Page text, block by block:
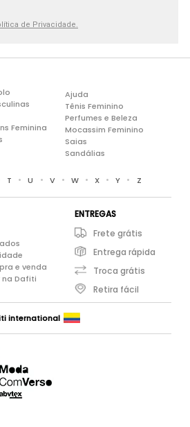
de Privacidade.
Feminina
Ajuda
Tênis Feminino
Perfumes e Beleza
Mocassim Feminino
Saias
Sandálias
T • U • V • W • X • Y • Z
e venda
na Dafiti
ENTREGAS
Frete grátis
Entrega rápida
Troca grátis
Retira fácil
international